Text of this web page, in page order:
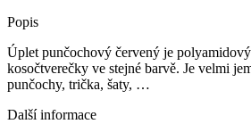
Popis
Úplet punčochový červený je
kosočtverečky ve stejné barvě. Je velmi
punčochy, trička, šaty, …
Další informace